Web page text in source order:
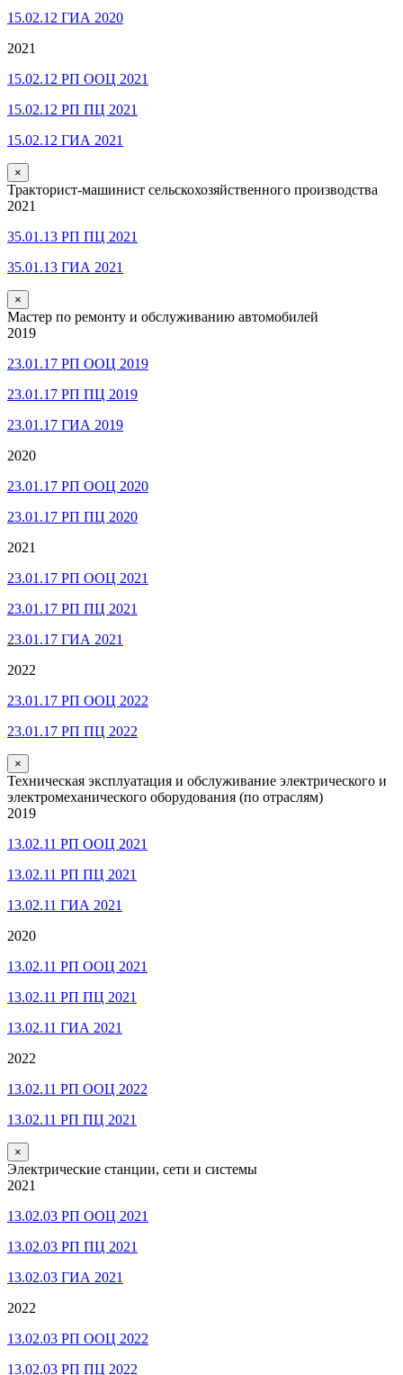
15.02.12 ГИА 2020
2021
15.02.12 РП ООЦ 2021
15.02.12 РП ПЦ 2021
15.02.12 ГИА 2021
×
Тракторист-машинист сельскохозяйственного производства
2021
35.01.13 РП ПЦ 2021
35.01.13 ГИА 2021
×
Мастер по ремонту и обслуживанию автомобилей
2019
23.01.17 РП ООЦ 2019
23.01.17 РП ПЦ 2019
23.01.17 ГИА 2019
2020
23.01.17 РП ООЦ 2020
23.01.17 РП ПЦ 2020
2021
23.01.17 РП ООЦ 2021
23.01.17 РП ПЦ 2021
23.01.17 ГИА 2021
2022
23.01.17 РП ООЦ 2022
23.01.17 РП ПЦ 2022
×
Техническая эксплуатация и обслуживание электрического и
электромеханического оборудования (по отраслям)
2019
13.02.11 РП ООЦ 2021
13.02.11 РП ПЦ 2021
13.02.11 ГИА 2021
2020
13.02.11 РП ООЦ 2021
13.02.11 РП ПЦ 2021
13.02.11 ГИА 2021
2022
13.02.11 РП ООЦ 2022
13.02.11 РП ПЦ 2021
×
Электрические станции, сети и системы
2021
13.02.03 РП ООЦ 2021
13.02.03 РП ПЦ 2021
13.02.03 ГИА 2021
2022
13.02.03 РП ООЦ 2022
13.02.03 РП ПЦ 2022